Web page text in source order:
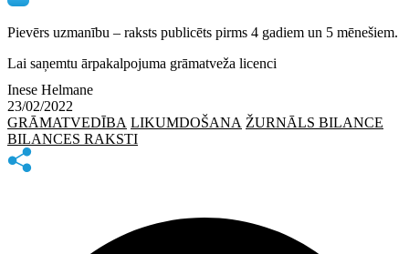
Pievērs uzmanību – raksts publicēts pirms 4 gadiem un 5 mēnešiem.
Lai saņemtu ārpakalpojuma grāmatveža licenci
Inese Helmane
23/02/2022
GRĀMATVEDĪBA LIKUMDOŠANA ŽURNĀLS BILANCE
BILANCES RAKSTI